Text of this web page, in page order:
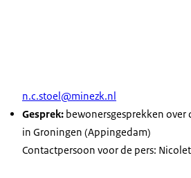
n.c.stoel@minezk.nl
Gesprek: bewonersgesprekken over
in Groningen (Appingedam)
Contactpersoon voor de pers: